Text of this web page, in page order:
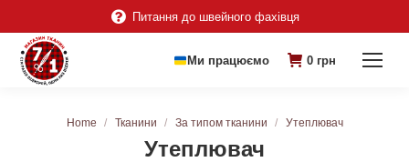
Питання до швейного фахівця
Ми працюємо 0 грн
Утеплювач
You are here:
Home Тканини За типом тканини Утеплювач